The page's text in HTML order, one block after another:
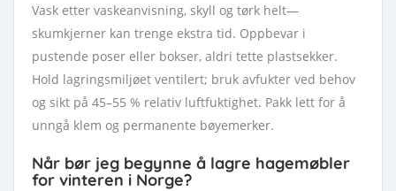
Vask etter vaskeanvisning, skyll og tørk helt—
skumkjerner kan trenge ekstra tid. Oppbevar i
pustende poser eller bokser, aldri tette plastsekker.
Hold lagringsmiljøet ventilert; bruk avfukter ved behov
og sikt på 45–55 % relativ luftfuktighet. Pakk lett for å
unngå klem og permanente bøyemerker.
Når bør jeg begynne å lagre hagemøbler
for vinteren i Norge?